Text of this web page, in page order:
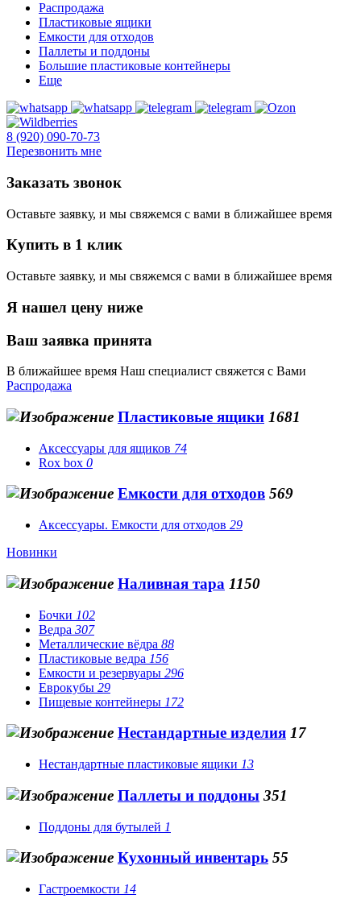
Распродажа
Пластиковые ящики
Емкости для отходов
Паллеты и поддоны
Большие пластиковые контейнеры
Еще
8 (920) 090-70-73
Перезвонить мне
Заказать звонок
Оставьте заявку, и мы свяжемся с вами в ближайшее время
Купить в 1 клик
Оставьте заявку, и мы свяжемся с вами в ближайшее время
Я нашел цену ниже
Ваш заявка принята
В ближайшее время Наш специалист свяжется с Вами
Распродажа
Пластиковые ящики 1681
Аксессуары для ящиков 74
Rox box 0
Емкости для отходов 569
Аксессуары. Емкости для отходов 29
Новинки
Наливная тара 1150
Бочки 102
Ведра 307
Металлические вёдра 88
Пластиковые ведра 156
Емкости и резервуары 296
Еврокубы 29
Пищевые контейнеры 172
Нестандартные изделия 17
Нестандартные пластиковые ящики 13
Паллеты и поддоны 351
Поддоны для бутылей 1
Кухонный инвентарь 55
Гастроемкости 14